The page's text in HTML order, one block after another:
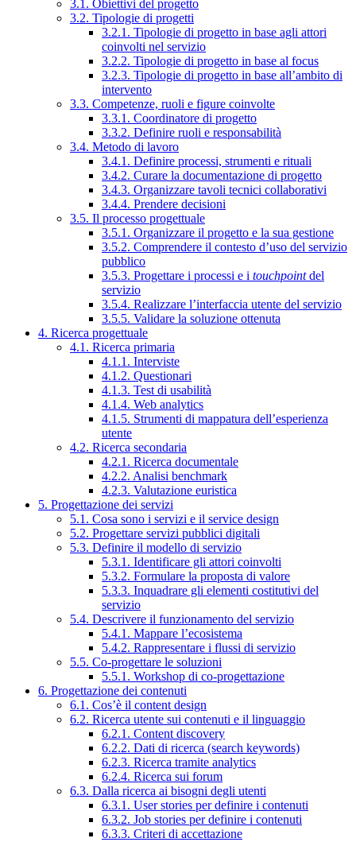
3.1. Obiettivi del progetto
3.2. Tipologie di progetti
3.2.1. Tipologie di progetto in base agli attori
coinvolti nel servizio
3.2.2. Tipologie di progetto in base al focus
3.2.3. Tipologie di progetto in base all’ambito di
intervento
3.3. Competenze, ruoli e figure coinvolte
3.3.1. Coordinatore di progetto
3.3.2. Definire ruoli e responsabilità
3.4. Metodo di lavoro
3.4.1. Definire processi, strumenti e rituali
3.4.2. Curare la documentazione di progetto
3.4.3. Organizzare tavoli tecnici collaborativi
3.4.4. Prendere decisioni
3.5. Il processo progettuale
3.5.1. Organizzare il progetto e la sua gestione
3.5.2. Comprendere il contesto d’uso del servizio
pubblico
3.5.3. Progettare i processi e i touchpointdel
servizio
3.5.4. Realizzare l’interfaccia utente del servizio
3.5.5. Validare la soluzione ottenuta
4. Ricerca progettuale
4.1. Ricerca primaria
4.1.1. Interviste
4.1.2. Questionari
4.1.3. Test di usabilità
4.1.4. Web analytics
4.1.5. Strumenti di mappatura dell’esperienza
utente
4.2. Ricerca secondaria
4.2.1. Ricerca documentale
4.2.2. Analisi benchmark
4.2.3. Valutazione euristica
5. Progettazione dei servizi
5.1. Cosa sono i servizi e il service design
5.2. Progettare servizi pubblici digitali
5.3. Definire il modello di servizio
5.3.1. Identificare gli attori coinvolti
5.3.2. Formulare la proposta di valore
5.3.3. Inquadrare gli elementi costitutivi del
servizio
5.4. Descrivere il funzionamento del servizio
5.4.1. Mappare l’ecosistema
5.4.2. Rappresentare i flussi di servizio
5.5. Co-progettare le soluzioni
5.5.1. Workshop di co-progettazione
6. Progettazione dei contenuti
6.1. Cos’è il content design
6.2. Ricerca utente sui contenuti e il linguaggio
6.2.1. Content discovery
6.2.2. Dati di ricerca (search keywords)
6.2.3. Ricerca tramite analytics
6.2.4. Ricerca sui forum
6.3. Dalla ricerca ai bisogni degli utenti
6.3.1. User stories per definire i contenuti
6.3.2. Job stories per definire i contenuti
6.3.3. Criteri di accettazione